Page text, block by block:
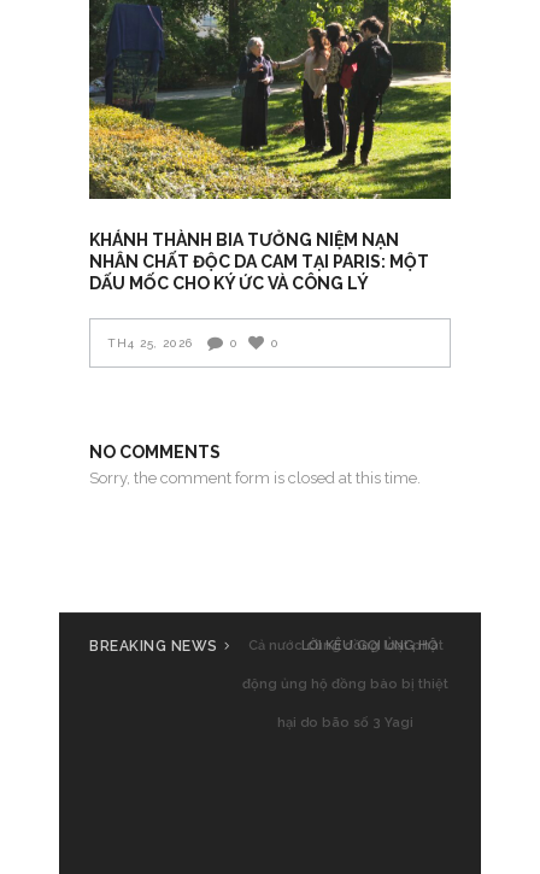
KHÁNH THÀNH BIA TƯỞNG NIỆM NẠN
NHÂN CHẤT ĐỘC DA CAM TẠI PARIS: MỘT
DẤU MỐC CHO KÝ ỨC VÀ CÔNG LÝ
TH4 25, 2026 0 0
NO COMMENTS
Sorry, the comment form is closed at this time.
BREAKING NEWS Cả nước cùng đồng loạt phát
động ủng hộ đồng bào bị thiệt
hại do bão số 3 Yagi